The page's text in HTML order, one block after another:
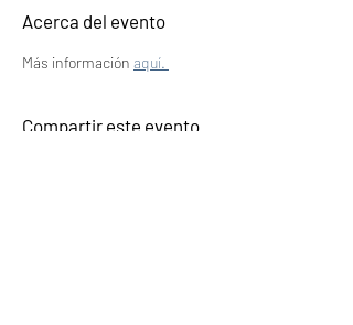
Acerca del evento
Más información aquí.
Compartir este evento